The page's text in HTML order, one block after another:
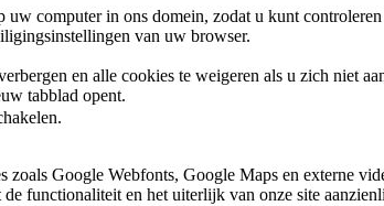
uw computer in ons domein, zodat u kunt
van uw browser.
en alle cookies te weigeren als u zich niet
tabblad opent.
zoals Google Webfonts, Google Maps en externe
functionaliteit en het uiterlijk van onze site